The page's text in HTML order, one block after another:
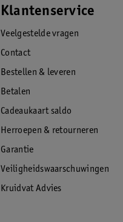
Klantenservice
Veelgestelde vragen
Contact
Bestellen & leveren
Betalen
Cadeaukaart saldo
Herroepen & retourneren
Garantie
Veiligheidswaarschuwingen
Kruidvat Advies